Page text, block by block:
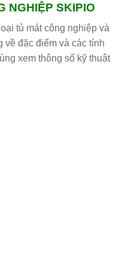
NGHIỆP SKIPIO
tủ mát công nghiệp và
về đặc điểm và các tính
xem thông số kỹ thuật